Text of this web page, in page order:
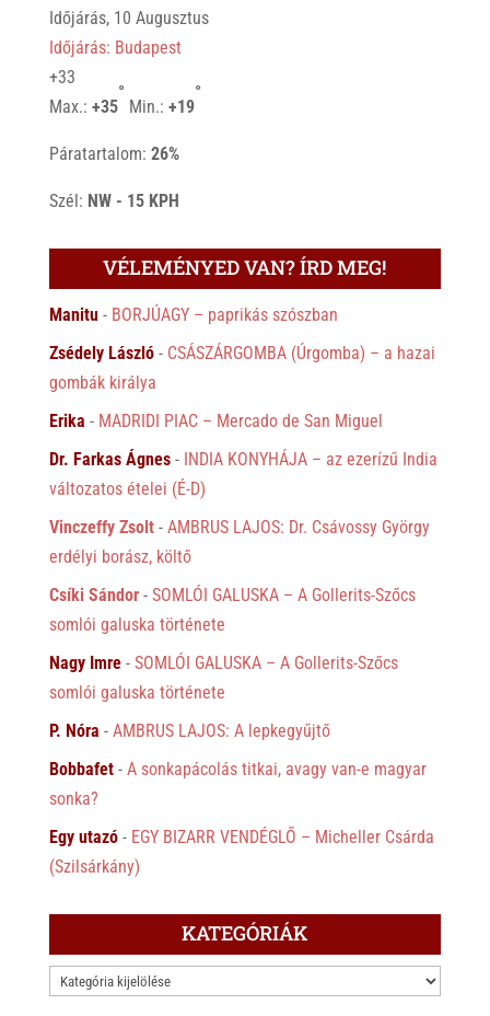
Időjárás, 10 Augusztus
Időjárás: Budapest
+33
Max.: +35
°
Min.: +19
°
Páratartalom: 26%
Szél: NW - 15 KPH
VÉLEMÉNYED VAN? ÍRD MEG!
Manitu- BORJÚAGY – paprikás szószban
Zsédely László- CSÁSZÁRGOMBA (Úrgomba) – a hazai
gombák királya
Erika - MADRIDI PIAC – Mercado de San Miguel
Dr. Farkas Ágnes- INDIA KONYHÁJA – az ezerízű India
változatos ételei (É-D)
Vinczeffy Zsolt- AMBRUS LAJOS: Dr. Csávossy György
erdélyi borász, költő
Csíki Sándor- SOMLÓI GALUSKA – A Gollerits-Szőcs
somlói galuska története
Nagy Imre- SOMLÓI GALUSKA – A Gollerits-Szőcs
somlói galuska története
P. Nóra - AMBRUS LAJOS: A lepkegyűjtő
Bobbafet- A sonkapácolás titkai, avagy van-e magyar
sonka?
Egy utazó- EGY BIZARR VENDÉGLŐ – Micheller Csárda
(Szilsárkány)
KATEGÓRIÁK
KATEGÓRIÁK